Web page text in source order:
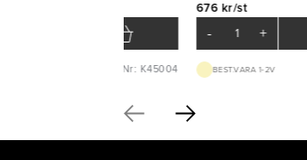
Art. Nr: K45004
676 kr/st
- +
BEST.VARA 1-2V